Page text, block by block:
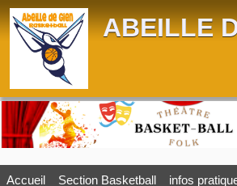
ABEILLE
Accueil Section Basketball infos
Panneau de gestion des cookies